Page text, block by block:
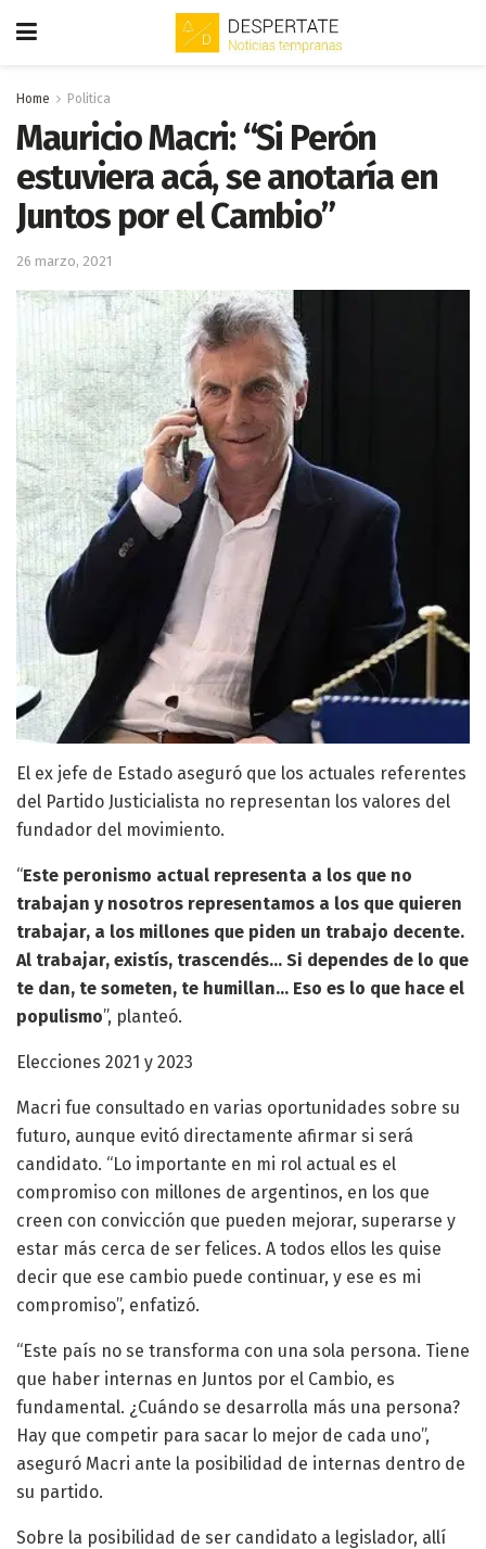
Home Politica
Mauricio Macri: “Si Perón
estuviera acá, se anotaría en
Juntos por el Cambio”
26 marzo, 2021
El ex jefe de Estado aseguró que los actuales referentes
del Partido Justicialista no representan los valores del
fundador del movimiento.
“Este peronismo actual representa a los que no
trabajan y nosotros representamos a los que quieren
trabajar, a los millones que piden un trabajo decente.
Al trabajar, existís, trascendés… Si dependes de lo que
te dan, te someten, te humillan… Eso es lo que hace el
populismo”, planteó.
Elecciones 2021 y 2023
Macri fue consultado en varias oportunidades sobre su
futuro, aunque evitó directamente afirmar si será
candidato. “Lo importante en mi rol actual es el
compromiso con millones de argentinos, en los que
creen con convicción que pueden mejorar, superarse y
estar más cerca de ser felices. A todos ellos les quise
decir que ese cambio puede continuar, y ese es mi
compromiso”, enfatizó.
“Este país no se transforma con una sola persona. Tiene
que haber internas en Juntos por el Cambio, es
fundamental. ¿Cuándo se desarrolla más una persona?
Hay que competir para sacar lo mejor de cada uno”,
aseguró Macri ante la posibilidad de internas dentro de
su partido.
Sobre la posibilidad de ser candidato a legislador, allí